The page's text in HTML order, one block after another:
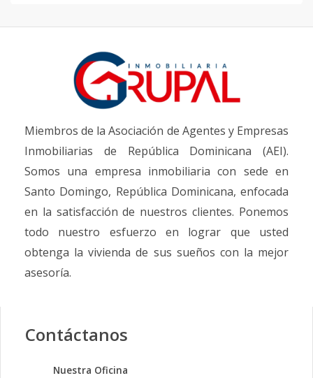
Miembros de la Asociación de Agentes y Empresas
Inmobiliarias de República Dominicana (AEI).
Somos una empresa inmobiliaria con sede en
Santo Domingo, República Dominicana, enfocada
en la satisfacción de nuestros clientes. Ponemos
todo nuestro esfuerzo en lograr que usted
obtenga la vivienda de sus sueños con la mejor
asesoría.
Contáctanos
Nuestra Oficina